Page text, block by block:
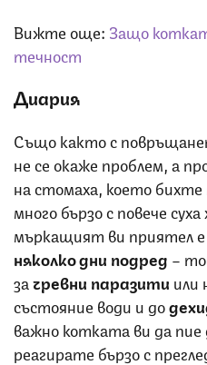
Вижте още: Защо
течност
Диария
Също както с
не се окаже проблем, а
на стомаха, което
много бързо с повече
мъркащият ви приятел
няколко дни подред –
зачревни паразити или
състояние води и до
важно котката ви да
реагирате бързо с